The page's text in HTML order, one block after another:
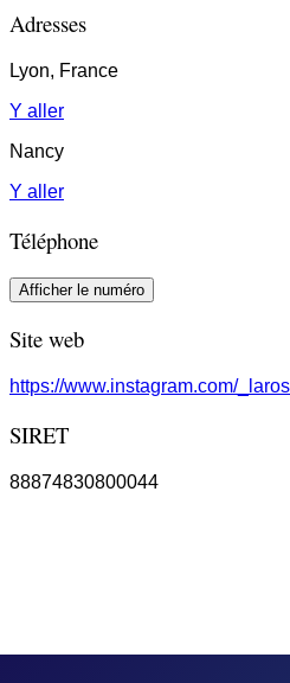
Adresses
Lyon, France
Y aller
Nancy
Y aller
Téléphone
Afficher le numéro
Site web
https://www.instagram.com/
SIRET
88874830800044